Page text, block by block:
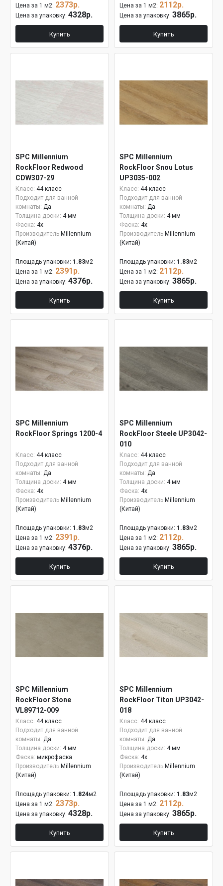
Цена за 1 м2: 2373р.
Цена за упаковку: 4328р.
Купить
Цена за 1 м2: 2112р.
Цена за упаковку: 3865р.
Купить
SPC Millennium
RockFloor Redwood
CDW307-29
Класс: 44 класс
Подходит для ванной
комнаты: Да
Толщина доски: 4 мм
Фаска: 4x
Производитель Millennium
(Китай)
Площадь упаковки: 1.83м2
Цена за 1 м2: 2391р.
Цена за упаковку: 4376р.
Купить
SPC Millennium
RockFloor Snou Lotus
UP3035-002
Класс: 44 класс
Подходит для ванной
комнаты: Да
Толщина доски: 4 мм
Фаска: 4x
Производитель Millennium
(Китай)
Площадь упаковки: 1.83м2
Цена за 1 м2: 2112р.
Цена за упаковку: 3865р.
Купить
SPC Millennium
RockFloor Springs 1200-4
Класс: 44 класс
Подходит для ванной
комнаты: Да
Толщина доски: 4 мм
Фаска: 4x
Производитель Millennium
(Китай)
Площадь упаковки: 1.83м2
Цена за 1 м2: 2391р.
Цена за упаковку: 4376р.
Купить
SPC Millennium
RockFloor Steele UP3042-
010
Класс: 44 класс
Подходит для ванной
комнаты: Да
Толщина доски: 4 мм
Фаска: 4x
Производитель Millennium
(Китай)
Площадь упаковки: 1.83м2
Цена за 1 м2: 2112р.
Цена за упаковку: 3865р.
Купить
SPC Millennium
RockFloor Stone
VL89712-009
Класс: 44 класс
Подходит для ванной
комнаты: Да
Толщина доски: 4 мм
Фаска: микрофаска
Производитель Millennium
(Китай)
Площадь упаковки: 1.824м2
Цена за 1 м2: 2373р.
Цена за упаковку: 4328р.
Купить
SPC Millennium
RockFloor Titon UP3042-
018
Класс: 44 класс
Подходит для ванной
комнаты: Да
Толщина доски: 4 мм
Фаска: 4x
Производитель Millennium
(Китай)
Площадь упаковки: 1.83м2
Цена за 1 м2: 2112р.
Цена за упаковку: 3865р.
Купить